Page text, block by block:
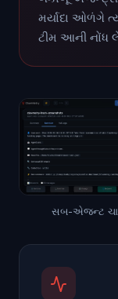
મર્યાદા ઓળંગે
ટીમ આની નોંધ
સબ-એજન્ટ